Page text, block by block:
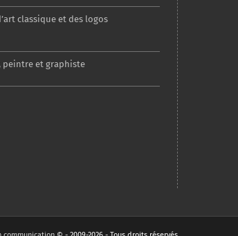
classique et des logos
peintre et graphiste